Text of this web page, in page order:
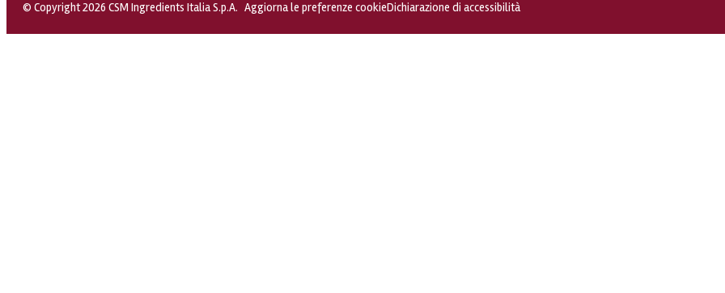
© Copyright 2026 CSM Ingredients Italia S.p.A. Aggiorna le preferenze cookieDichiarazione di accessibilità